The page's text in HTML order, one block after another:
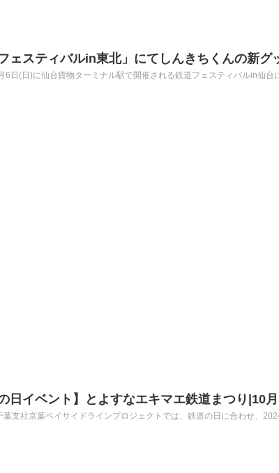
フェスティバルin東北」にてしんきちくんの新グ
6日(日)に仙台貨物ターミナル駅で開催される鉄道フェスティバルin仙台
の日イベント】とよすなエキマエ鉄道まつり|10
葉支社京葉ベイサイドラインプロジェクトでは、鉄道の日に合わせ、